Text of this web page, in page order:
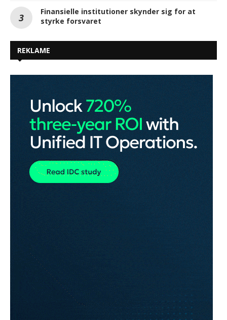
Finansielle institutioner skynder sig for at
styrke forsvaret
REKLAME